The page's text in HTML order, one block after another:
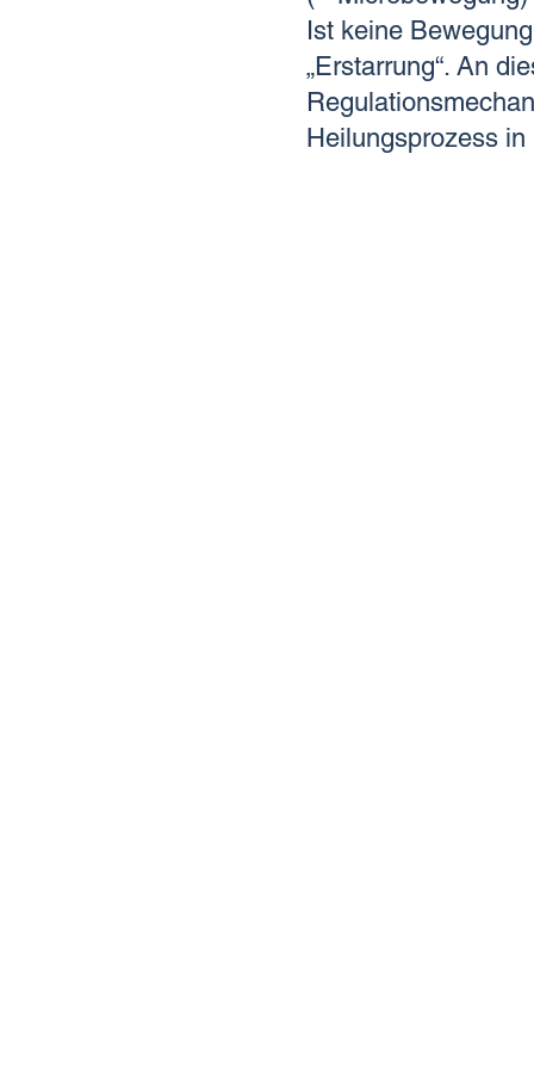
Ist keine
„Erstarrung“. An
Heilungsprozess